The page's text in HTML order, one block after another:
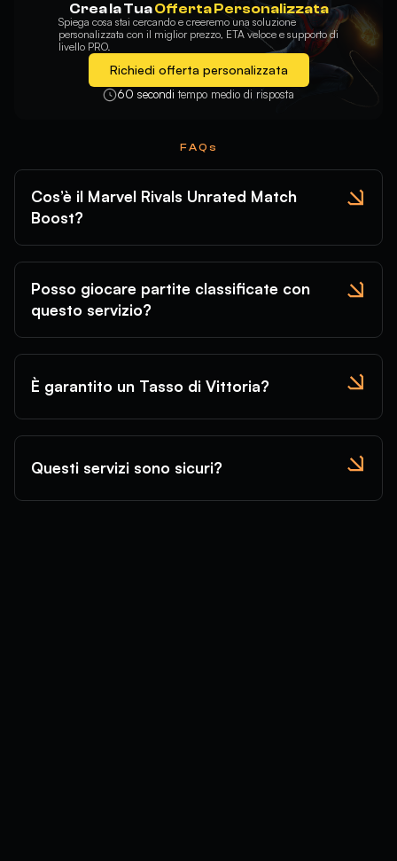
Crea la TuaOfferta Personalizzata
Spiega cosa stai cercando e creeremo una soluzione
personalizzata con il miglior prezzo, ETA veloce e supporto di
livello PRO.
Richiedi offerta personalizzata
60 seconditempo medio di risposta
FAQs
Cos’è il Marvel Rivals Unrated Match
Boost?
Posso giocare partite classificate con
questo servizio?
È garantito un Tasso di Vittoria?
Questi servizi sono sicuri?